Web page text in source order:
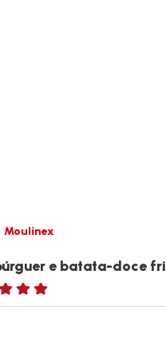
Moulinex
e batata-doce